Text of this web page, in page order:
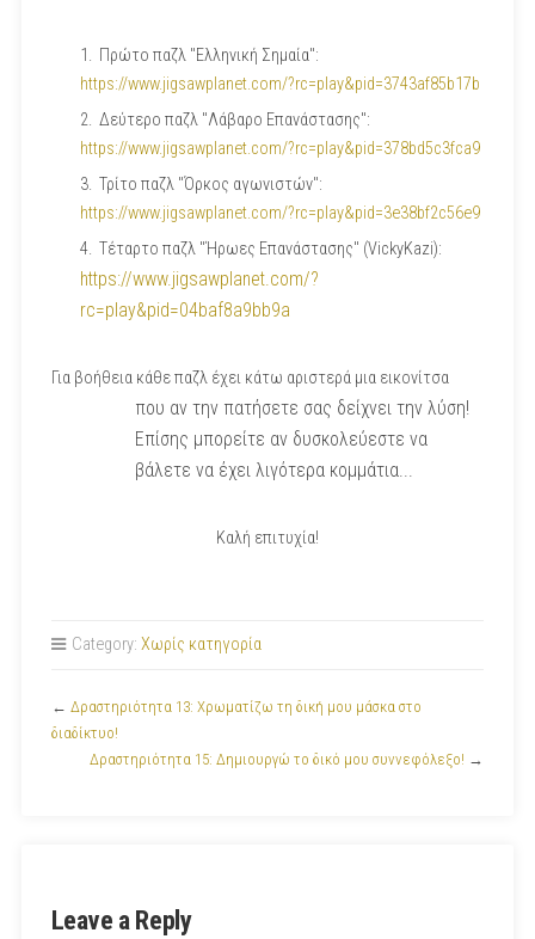
Πρώτο παζλ "Ελληνική Σημαία":
https://www.jigsawplanet.com/?rc=play&pid=3743af85b17b
Δεύτερο παζλ "Λάβαρο Επανάστασης":
https://www.jigsawplanet.com/?rc=play&pid=378bd5c3fca9
Τρίτο παζλ "Όρκος αγωνιστών":
https://www.jigsawplanet.com/?rc=play&pid=3e38bf2c56e9
Τέταρτο παζλ "Ήρωες Επανάστασης" (VickyKazi):
https://www.jigsawplanet.com/?
rc=play&pid=04baf8a9bb9a
Για βοήθεια κάθε παζλ έχει κάτω αριστερά μια εικονίτσα
που αν την πατήσετε σας δείχνει την λύση!
Επίσης μπορείτε αν δυσκολεύεστε να
βάλετε να έχει λιγότερα κομμάτια...
Καλή επιτυχία!
Category: Χωρίς κατηγορία
← Δραστηριότητα 13: Χρωματίζω τη δική μου μάσκα στο
διαδίκτυο!
Δραστηριότητα 15: Δημιουργώ το δικό μου συννεφόλεξο! →
Leave a Reply